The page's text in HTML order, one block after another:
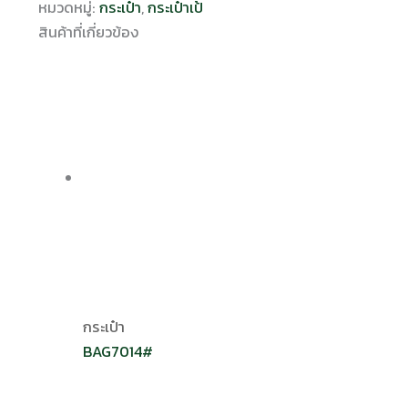
หมวดหมู่: กระเป๋า,กระเป๋าเป้
สินค้าที่เกี่ยวข้อง
กระเป๋า
BAG7014#